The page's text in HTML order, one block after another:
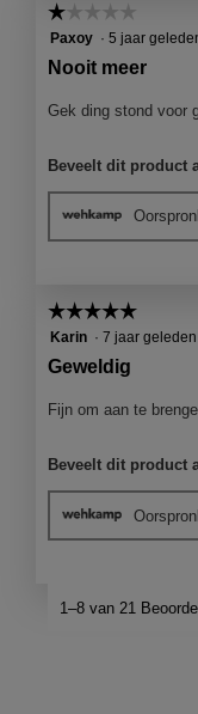
☆☆☆☆☆
☆☆☆☆☆
1
sterren.
Paxoy · 5 jaar
Nooit meer
Gek ding stond voor
Beveelt dit product
☆☆☆☆☆
☆☆☆☆☆
5
van
sterren.
Karin · 7 jaar geleden
Geweldig
Fijn om aan te
Beveelt dit product
1–8 van 21